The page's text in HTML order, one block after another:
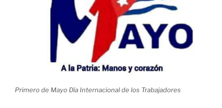
Primero de Mayo Día Internacional de los Trabajadores